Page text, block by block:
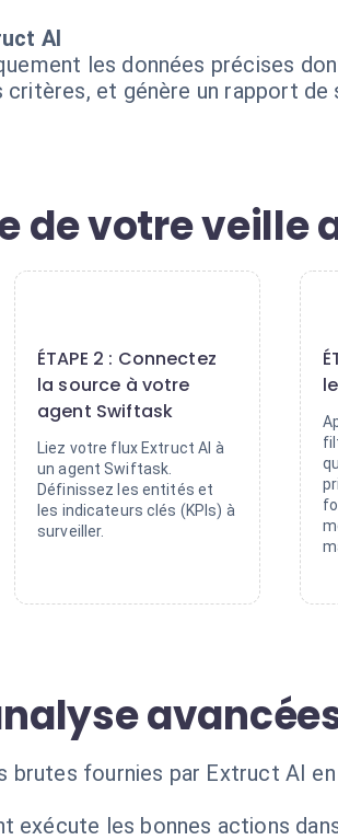
AI
les données précises
critères, et génère un rapport
de votre veille
ÉTAPE 2 : Connectez
la source à votre
agent Swiftask
Liez votre flux Extruct AI à
un agent Swiftask.
Définissez les entités et
les indicateurs clés (KPIs) à
surveiller.
brutes fournies par Extruct AI
exécute les bonnes actions